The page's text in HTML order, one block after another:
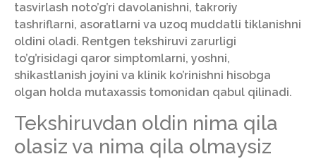
tasvirlash noto’g’ri davolanishni, takroriy
tashriflarni, asoratlarni va uzoq muddatli tiklanishni
oldini oladi. Rentgen tekshiruvi zarurligi
to’g’risidagi qaror simptomlarni, yoshni,
shikastlanish joyini va klinik ko’rinishni hisobga
olgan holda mutaxassis tomonidan qabul qilinadi.
Tekshiruvdan oldin nima qila
olasiz va nima qila olmaysiz